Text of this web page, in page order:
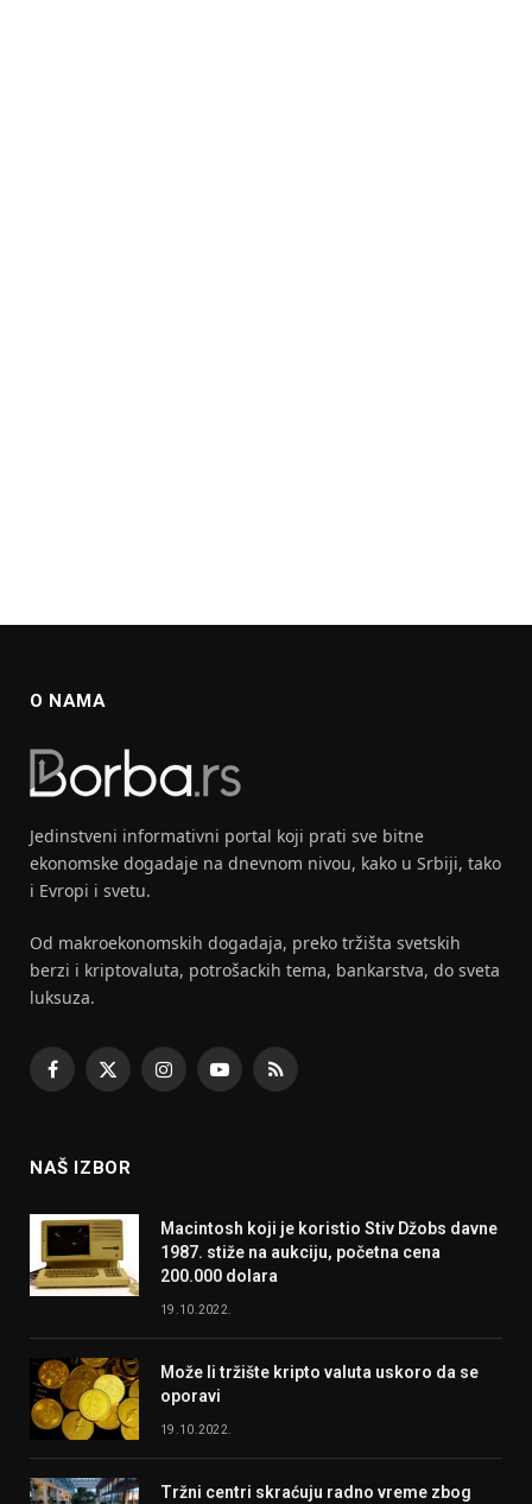
O NAMA
Jedinstveni informativni portal koji prati sve bitne
ekonomske dogadaje na dnevnom nivou, kako u Srbiji, tako
i Evropi i svetu.
Od makroekonomskih dogadaja, preko tržišta svetskih
berzi i kriptovaluta, potrošackih tema, bankarstva, do sveta
luksuza.
Facebook
X
InstagramYouTubeRSS
NAŠ IZBOR
Macintosh koji je koristio Stiv Džobs davne
1987. stiže na aukciju, početna cena
200.000 dolara
19.10.2022.
Može li tržište kripto valuta uskoro da se
oporavi
19.10.2022.
Tržni centri skraćuju radno vreme zbog